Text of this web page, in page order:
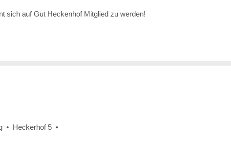
sich auf Gut Heckenhof Mitglied zu werden!
• Heckerhof 5 •